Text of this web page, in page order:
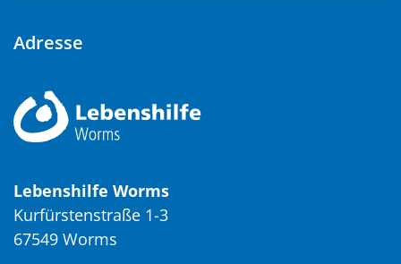
Adresse
Lebenshilfe Worms
Kurfürstenstraße 1-3
67549 Worms